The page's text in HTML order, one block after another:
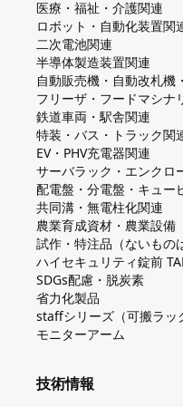
医療・福祉・介護関連
ロボット・自動化装置関
二次電池関連
半導体製造装置関連
自動販売機・自動改札機
フリーザ・フードマシナ
鉄道車両・駅舎関連
特装・バス・トラック関
EV・PHV充電器関連
サーバラック・エンクロ
配電盤・分電盤・キュー
共同溝・無電柱化関連
農業育成資材・農業設備
試作・特注品（ないもの
ハイセキュリティ錠前
SDGs配慮・脱炭素
省力化製品
staffシリーズ（可搬ラッ
モニターアーム
技術情報